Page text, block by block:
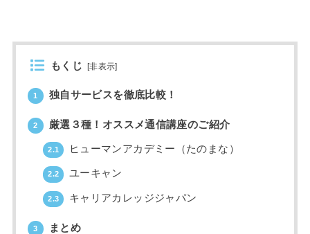
もくじ [非表示]
1 独自サービスを徹底比較！
2 厳選３種！オススメ通信講座のご紹介
2.1 ヒューマンアカデミー（たのまな）
2.2 ユーキャン
2.3 キャリアカレッジジャパン
3 まとめ